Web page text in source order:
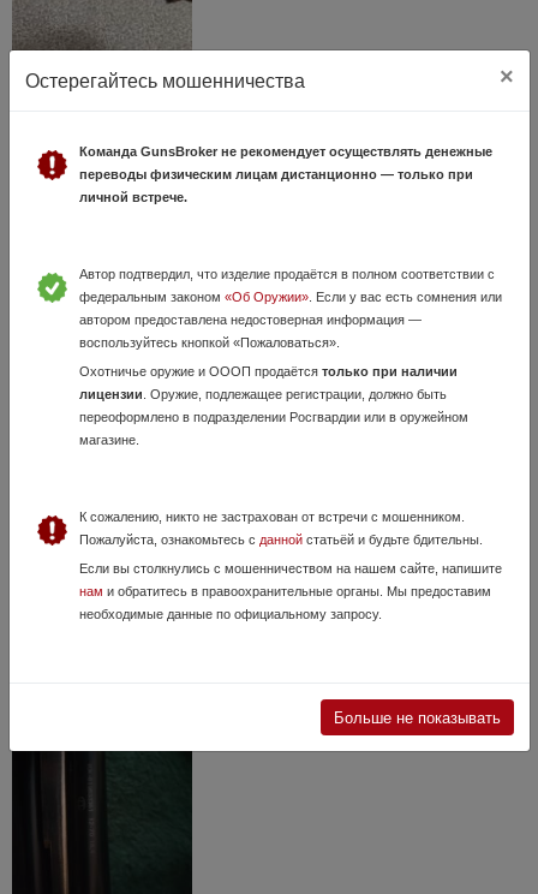
Antonio Zolli комбинированное
130 000 руб.
Ростовская область, Ростов-на-Дону
Отличное, прикладистое ружье. Без дефектов. В идеальном
состоянии. Калибр 12-70 и 30-06 Переоформление оружия строго в
(комплект)
14 Июля, в 20:44
290 000 руб.
Ростовская область, Таганрог
Карабин Franchi Horizon Elite Camo B-Gray калибр 308 Win с
отъёмным магазином. Приобретался новым в марте 2023 года.
Остерегайтесь мошенничества ×
Команда GunsBroker не рекомендует осуществлять денежные
переводы физическим лицам дистанционно — только при
личной встрече.
Автор подтвердил, что изделие продаётся в полном соответствии с
федеральным законом «Об Оружии». Если у вас есть сомнения или
автором предоставлена недостоверная информация —
воспользуйтесь кнопкой «Пожаловаться».
Охотничье оружие и ОООП продаётся только при наличии
лицензии . Оружие, подлежащее регистрации, должно быть
переоформлено в подразделении Росгвардии или в оружейном
магазине.
К сожалению, никто не застрахован от встречи с мошенником.
Пожалуйста, ознакомьтесь с даннойстатьёй и будьте бдительны.
Если вы столкнулись с мошенничеством на нашем сайте, напишите
нам и обратитесь в правоохранительные органы. Мы предоставим
необходимые данные по официальному запросу.
Больше не показывать